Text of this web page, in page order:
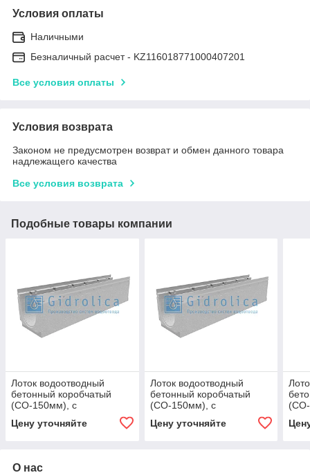
Условия оплаты
Наличными
Безналичный расчет - KZ116018771000407201
Все условия оплаты
Условия возврата
Законом не предусмотрен возврат и обмен данного товара
надлежащего качества
Все условия возврата
Подобные товары компании
Лоток водоотводный
бетонный коробчатый
(СО-150мм), с
оцинкованной насадкой, с
уклоном 0,5% КUу
Цену уточняйте
Лоток водоотводный
бетонный коробчатый
(СО-150мм), с
оцинкованной насадкой, с
уклоном 0,5% КUу
Цену уточняйте
О нас